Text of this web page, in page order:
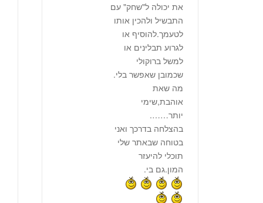
את יכולה ל"שחק" עם
התבשיל ולהכין אותו
לטעמך.להוסיף או
לגרוע תבלינים או
למשל ברוקולי
שכמובן שאפשר בלי.
מה שאת
אוהבת,שימי
יותר…….
בהצלחה בדרכך ואני
בטוחה שבאתר שלי
תוכלי להיעזר
המון.גם בי.